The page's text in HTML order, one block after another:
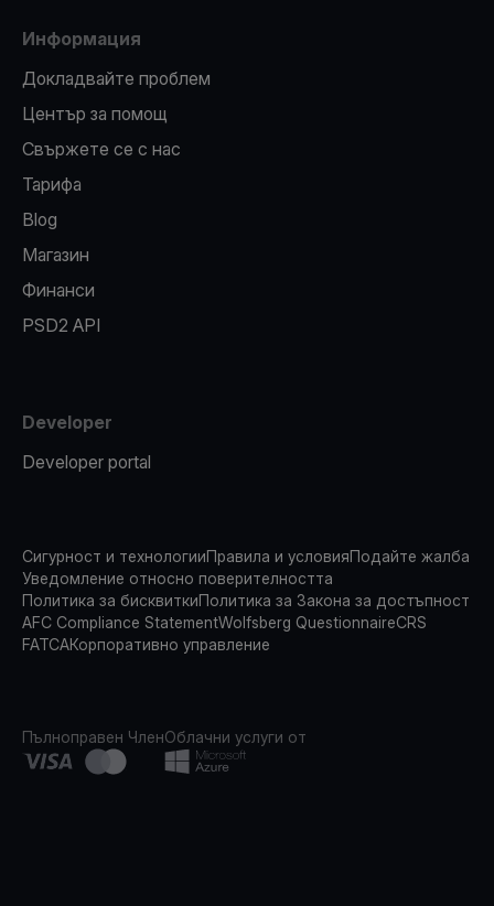
Информация
Докладвайте проблем
Център за помощ
Свържете се с нас
Тарифа
Blog
Магазин
Финанси
PSD2 API
Developer
Developer portal
Сигурност и технологииПравила и условияПодайте жалба
Уведомление относно поверителността
Политика за бисквиткиПолитика за Закона за достъпност
AFC Compliance StatementWolfsberg QuestionnaireCRS
FATCAКорпоративно управление
Пълноправен ЧленОблачни услуги от